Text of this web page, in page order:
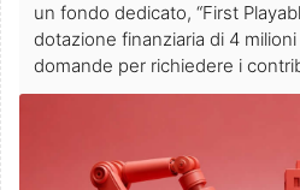
un fondo dedicato, “First
dotazione finanziaria di 4
domande per richiedere i